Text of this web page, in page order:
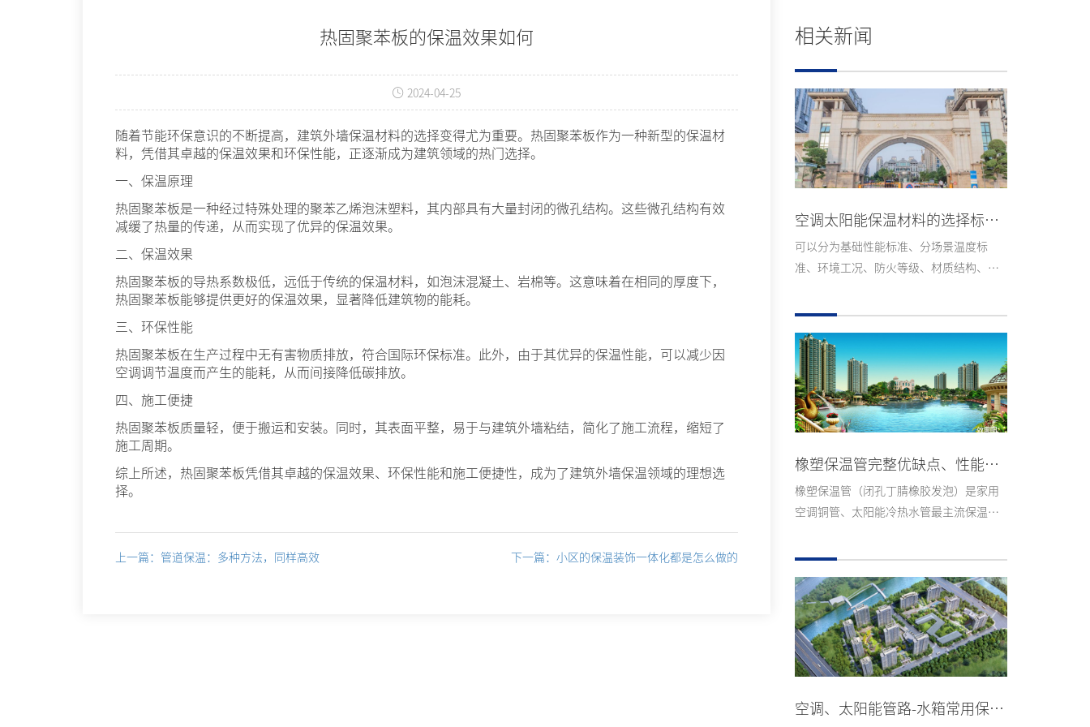
热固聚苯板的保温效果如何
2024-04-25
随着节能环保意识的不断提高，建筑外墙保温材料的选择变得尤为重要。热固聚苯板作为一种新型的保温材
料，凭借其卓越的保温效果和环保性能，正逐渐成为建筑领域的热门选择。
一、保温原理
热固聚苯板是一种经过特殊处理的聚苯乙烯泡沫塑料，其内部具有大量封闭的微孔结构。这些微孔结构有效
减缓了热量的传递，从而实现了优异的保温效果。
二、保温效果
热固聚苯板的导热系数极低，远低于传统的保温材料，如泡沫混凝土、岩棉等。这意味着在相同的厚度下，
热固聚苯板能够提供更好的保温效果，显著降低建筑物的能耗。
三、环保性能
热固聚苯板在生产过程中无有害物质排放，符合国际环保标准。此外，由于其优异的保温性能，可以减少因
空调调节温度而产生的能耗，从而间接降低碳排放。
四、施工便捷
热固聚苯板质量轻，便于搬运和安装。同时，其表面平整，易于与建筑外墙粘结，简化了施工流程，缩短了
施工周期。
综上所述，热固聚苯板凭借其卓越的保温效果、环保性能和施工便捷性，成为了建筑外墙保温领域的理想选
择。
上一篇：管道保温：多种方法，同样高效 下一篇：小区的保温装饰一体化都是怎么做的
相关新闻
空调太阳能保温材料的选择标准是什么？
可以分为基础性能标准、分场景温度标
准、环境工况、防火等级、材质结构、耐
路的选型细则，方便直接对照采购。...
橡塑保温管完整优缺点、性能短板与适用场景
橡塑保温管（闭孔丁腈橡胶发泡）是家用
空调铜管、太阳能冷热水管最主流保温材
空调、太阳能管路‑水箱常用保温材料详细介绍